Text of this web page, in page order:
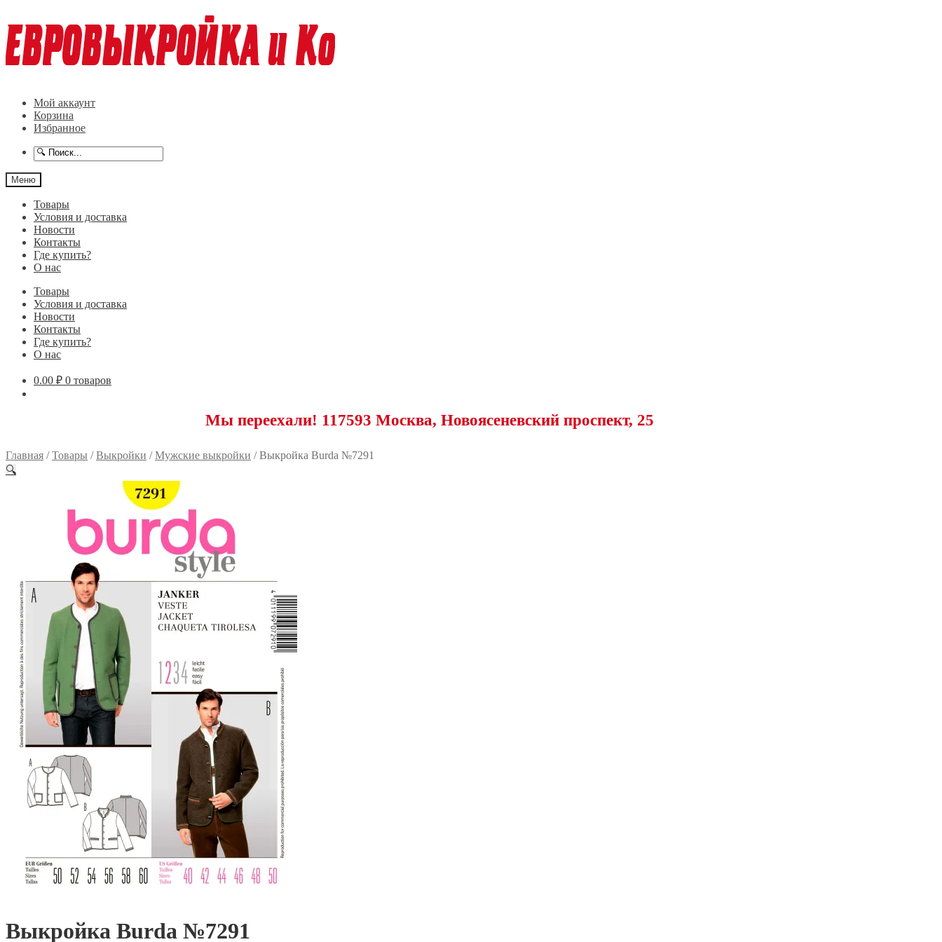
к
навигации
к
содержимому
Мой аккаунт
Корзина
Избранное
Меню
Товары
Условия и доставка
Новости
Контакты
Где купить?
О нас
Товары
Условия и доставка
Новости
Контакты
Где купить?
О нас
0.00 ₽ 0 товаров
Мы переехали! 117593 Москва, Новоясеневский проспект, 25
Главная /Товары /Выкройки /Мужские выкройки /Выкройка Burda №7291
🔍
Выкройка Burda №7291